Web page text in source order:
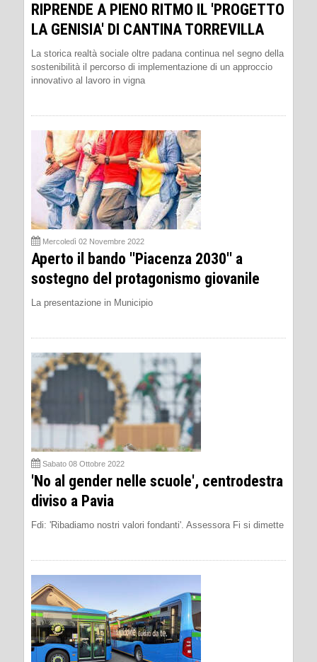
RIPRENDE A PIENO RITMO IL 'PROGETTO
LA GENISIA' DI CANTINA TORREVILLA
La storica realtà sociale oltre padana continua nel segno della
sostenibilità il percorso di implementazione di un approccio
innovativo al lavoro in vigna
Mercoledì 02 Novembre 2022
Aperto il bando ''Piacenza 2030'' a
sostegno del protagonismo giovanile
La presentazione in Municipio
Sabato 08 Ottobre 2022
'No al gender nelle scuole', centrodestra
diviso a Pavia
Fdi: 'Ribadiamo nostri valori fondanti'. Assessora Fi si dimette